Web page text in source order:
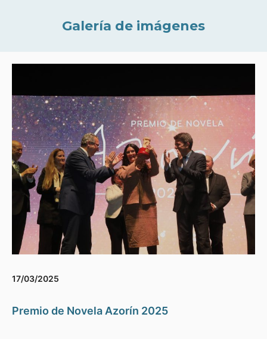
Galería de imágenes
17/03/2025
Premio de Novela Azorín 2025